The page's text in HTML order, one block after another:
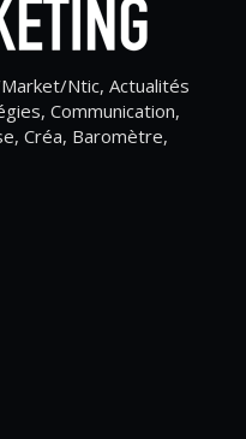
Ntic, Actualités
Communication,
Créa, Baromètre,